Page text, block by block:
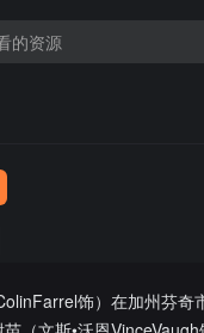
饰）在加州芬